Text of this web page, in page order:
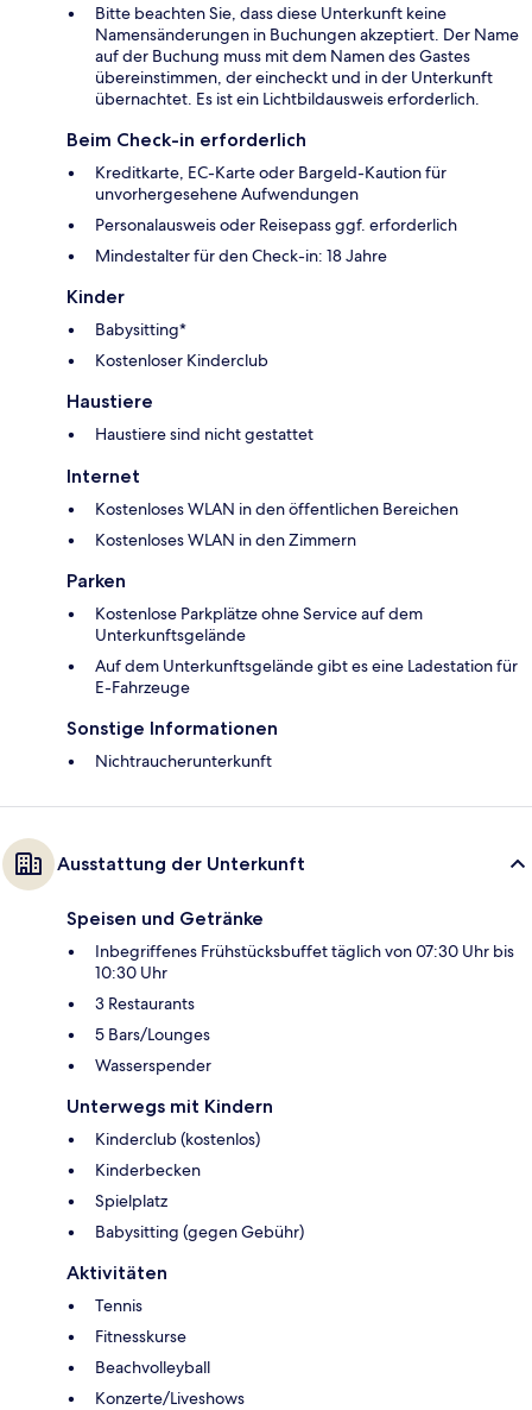
Bitte beachten Sie, dass diese Unterkunft keine
Namensänderungen in Buchungen akzeptiert. Der Name
auf der Buchung muss mit dem Namen des Gastes
übereinstimmen, der eincheckt und in der Unterkunft
übernachtet. Es ist ein Lichtbildausweis erforderlich.
Beim Check-in erforderlich
Kreditkarte, EC-Karte oder Bargeld-Kaution für
unvorhergesehene Aufwendungen
Personalausweis oder Reisepass ggf. erforderlich
Mindestalter für den Check-in: 18 Jahre
Kinder
Babysitting*
Kostenloser Kinderclub
Haustiere
Haustiere sind nicht gestattet
Internet
Kostenloses WLAN in den öffentlichen Bereichen
Kostenloses WLAN in den Zimmern
Parken
Kostenlose Parkplätze ohne Service auf dem
Unterkunftsgelände
Auf dem Unterkunftsgelände gibt es eine Ladestation für
E-Fahrzeuge
Sonstige Informationen
Nichtraucherunterkunft
Ausstattung der Unterkunft
Speisen und Getränke
Inbegriffenes Frühstücksbuffet täglich von 07:30 Uhr bis
10:30 Uhr
3 Restaurants
5 Bars/Lounges
Wasserspender
Unterwegs mit Kindern
Kinderclub (kostenlos)
Kinderbecken
Spielplatz
Babysitting (gegen Gebühr)
Aktivitäten
Tennis
Fitnesskurse
Beachvolleyball
Konzerte/Liveshows